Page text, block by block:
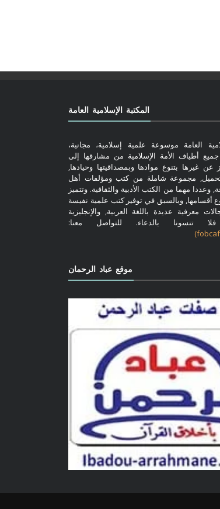
المكتبة الإسلامية العامة
العامة موسوعة علمية إسلامية، مجانية،
أطياف الأمة الإسلامية من مشارقها إلى
عن غيرها بتنوع موادها وبمصداقيتها وحيادها,
مجموعة شاملة من كتب ومؤلفات أهل
وعددا مهما من الكتب الأدبية والثقافية. وتتميز
أقسامها, وبالسبق في توفير كتب علمية نفيسة
معرفية عديدة باللغة العربية, والإنجليزية
فلا تنسونا بالدعاء. للتواصل معنا:
موقع عباد الرحمان